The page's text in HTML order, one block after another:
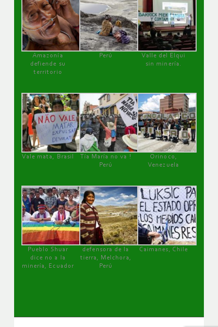
Amazonía
defiende su
territorio
Perú
Valle del Elqui
sin minería.
Vale mata, Brasil
Tía María no va !
Perú
Orinoco,
Venezuela
Pueblo Shuar
dice no a la
minería, Ecuador
defensora de la
tierra, Melchora,
Perú
Caimanes, Chile